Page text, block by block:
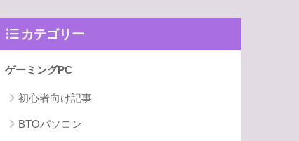
カテゴリー
ゲーミングPC
初心者向け記事
BTOパソコン